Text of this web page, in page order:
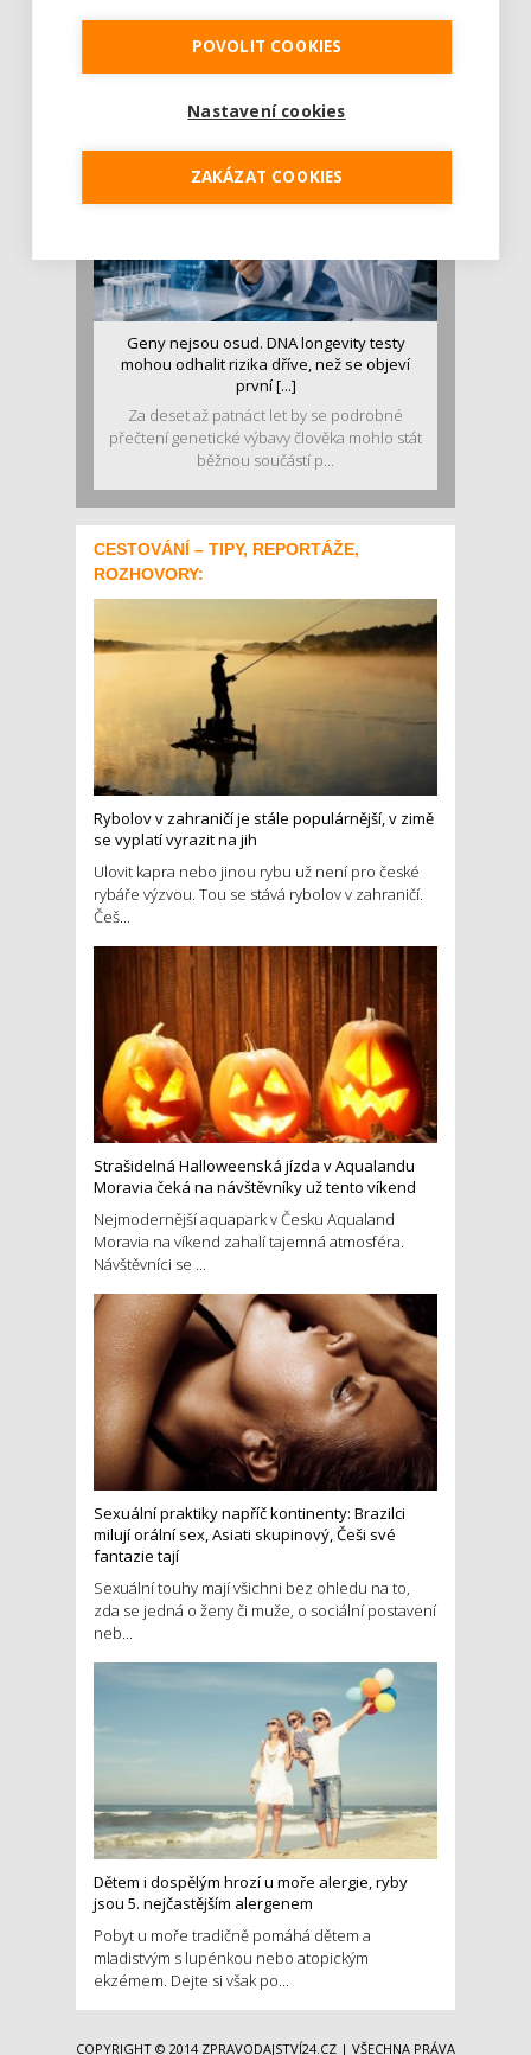
v oblasti zdraví, výživy i dlouhověkosti. Přesto
se o ně...
Geny nejsou osud. DNA longevity testy
mohou odhalit rizika dříve, než se objeví
první [...]
Za deset až patnáct let by se podrobné
přečtení genetické výbavy člověka mohlo stát
běžnou součástí p...
CESTOVÁNÍ – TIPY, REPORTÁŽE,
ROZHOVORY:
Rybolov v zahraničí je stále populárnější, v zimě
se vyplatí vyrazit na jih
Ulovit kapra nebo jinou rybu už není pro české
rybáře výzvou. Tou se stává rybolov v zahraničí.
Češ...
Strašidelná Halloweenská jízda v Aqualandu
Moravia čeká na návštěvníky už tento víkend
Nejmodernější aquapark v Česku Aqualand
Moravia na víkend zahalí tajemná atmosféra.
Návštěvníci se ...
Sexuální praktiky napříč kontinenty: Brazilci
milují orální sex, Asiati skupinový, Češi své
fantazie tají
Sexuální touhy mají všichni bez ohledu na to,
zda se jedná o ženy či muže, o sociální postavení
neb...
Dětem i dospělým hrozí u moře alergie, ryby
jsou 5. nejčastějším alergenem
Pobyt u moře tradičně pomáhá dětem a
mladistvým s lupénkou nebo atopickým
ekzémem. Dejte si však po...
COPYRIGHT © 2014 ZPRAVODAJSTVÍ24.CZ | VŠECHNA PRÁVA
POVOLIT COOKIES
Nastavení cookies
ZAKÁZAT COOKIES